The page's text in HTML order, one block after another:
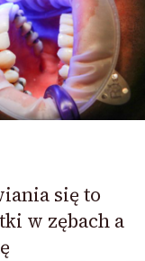
się to
w zębach a